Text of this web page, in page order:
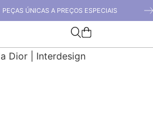
| PEÇAS ÚNICAS A PREÇOS ESPECIAIS